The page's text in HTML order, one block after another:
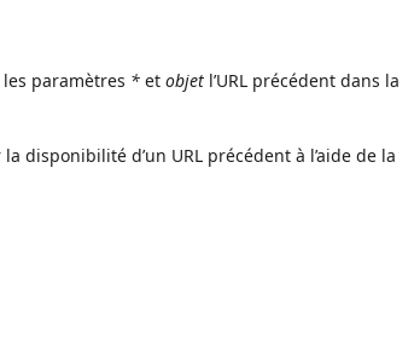
paramètres * etobjet l’URL précédent dans la
disponibilité d’un URL précédent à l’aide de la